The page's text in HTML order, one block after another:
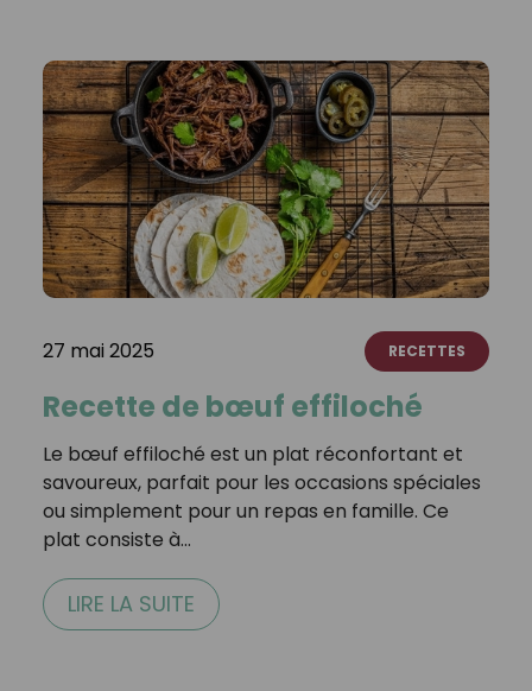
27 mai 2025 RECETTES
Recette de bœuf effiloché
Le bœuf effiloché est un plat réconfortant et
savoureux, parfait pour les occasions spéciales
ou simplement pour un repas en famille. Ce
plat consiste à…
LIRE LA SUITE